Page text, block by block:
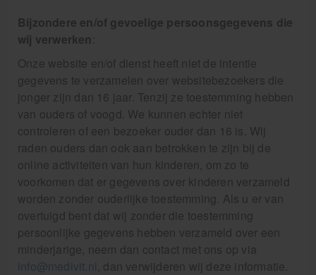
Bijzondere en/of gevoelige persoonsgegevens die
wij verwerken :
Onze website en/of dienst heeft niet de intentie
gegevens te verzamelen over websitebezoekers die
jonger zijn dan 16 jaar. Tenzij ze toestemming hebben
van ouders of voogd. We kunnen echter niet
controleren of een bezoeker ouder dan 16 is. Wij
raden ouders dan ook aan betrokken te zijn bij de
online activiteiten van hun kinderen, om zo te
voorkomen dat er gegevens over kinderen verzameld
worden zonder ouderlijke toestemming. Als u er van
overtuigd bent dat wij zonder die toestemming
persoonlijke gegevens hebben verzameld over een
minderjarige, neem dan contact met ons op via
info@medivit.nl, dan verwijderen wij deze informatie.